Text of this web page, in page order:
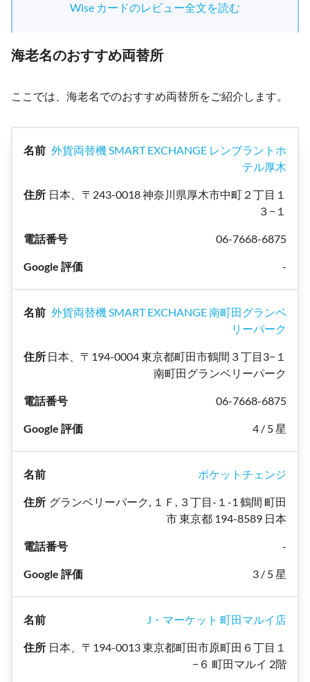
Wise カードのレビュー全文を読む
海老名のおすすめ両替所
ここでは、海老名でのおすすめ両替所をご紹介します。
外貨両替機 SMART EXCHANGE レンブラントホ
テル厚木
日本、〒243-0018 神奈川県厚木市中町２丁目１
３−１
06-7668-6875
-
外貨両替機 SMART EXCHANGE 南町田グランベ
リーパーク
日本、〒194-0004 東京都町田市鶴間３丁目3−１
南町田グランベリーパーク
06-7668-6875
4 / 5 星
ポケットチェンジ
グランベリーパーク, １Ｆ, ３丁目-１-1 鶴間 町田
市 東京都 194-8589 日本
-
3 / 5 星
J・マーケット 町田マルイ店
日本、〒194-0013 東京都町田市原町田６丁目１
−６ 町田マルイ 2階